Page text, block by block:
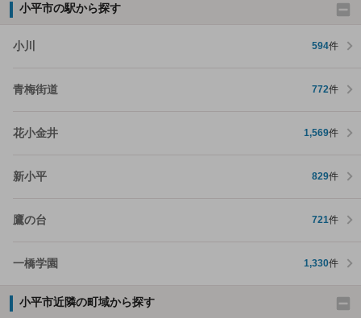
小平市の駅から探す
小川 594件
青梅街道 772件
花小金井 1,569件
新小平 829件
鷹の台 721件
一橋学園 1,330件
小平市近隣の町域から探す